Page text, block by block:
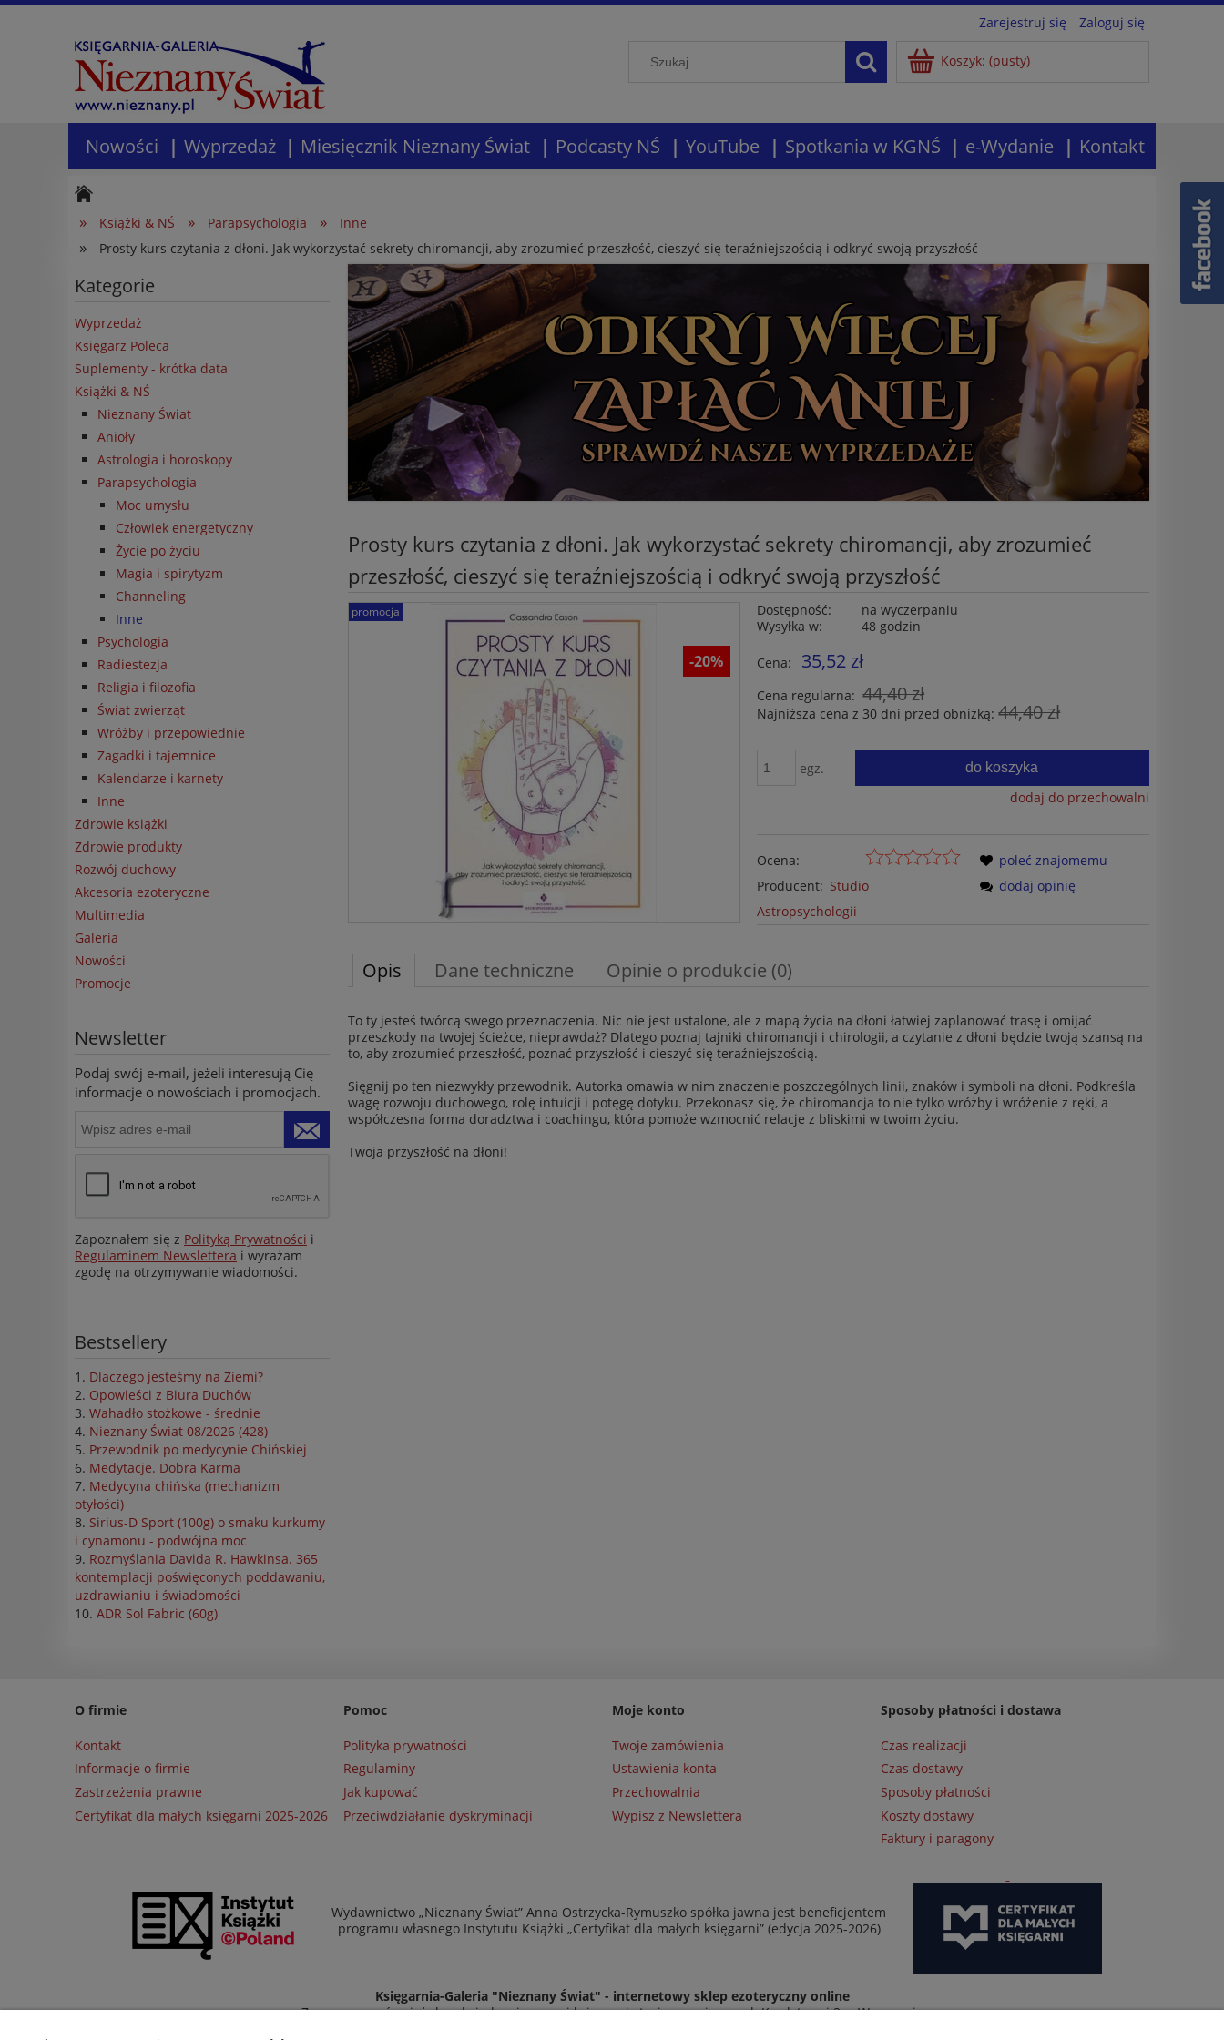
Zarejestruj się Zaloguj się
Koszyk: (pusty)
Nowości Wyprzedaż Miesięcznik Nieznany Świat Podcasty NŚ YouTube Spotkania w KGNŚ e-Wydanie Kontakt
» Książki & NŚ » Parapsychologia » Inne
» Prosty kurs czytania z dłoni. Jak wykorzystać sekrety chiromancji, aby zrozumieć przeszłość, cieszyć się teraźniejszością i odkryć swoją przyszłość
Kategorie
Wyprzedaż
Księgarz Poleca
Suplementy - krótka data
Książki & NŚ
Nieznany Świat
Anioły
Astrologia i horoskopy
Parapsychologia
Moc umysłu
Człowiek energetyczny
Życie po życiu
Magia i spirytyzm
Channeling
Inne
Psychologia
Radiestezja
Religia i filozofia
Świat zwierząt
Wróżby i przepowiednie
Zagadki i tajemnice
Kalendarze i karnety
Inne
Zdrowie książki
Zdrowie produkty
Rozwój duchowy
Akcesoria ezoteryczne
Multimedia
Galeria
Nowości
Promocje
Newsletter
Podaj swój e-mail, jeżeli interesują Cię
informacje o nowościach i promocjach.
Zapoznałem się z Polityką Prywatności i
Regulaminem Newslettera i wyrażam
zgodę na otrzymywanie wiadomości.
Bestsellery
Dlaczego jesteśmy na Ziemi?
Opowieści z Biura Duchów
Wahadło stożkowe - średnie
Nieznany Świat 08/2026 (428)
Przewodnik po medycynie Chińskiej
Medytacje. Dobra Karma
Medycyna chińska (mechanizm
otyłości)
Sirius-D Sport (100g) o smaku kurkumy
i cynamonu - podwójna moc
Rozmyślania Davida R. Hawkinsa. 365
kontemplacji poświęconych poddawaniu,
uzdrawianiu i świadomości
ADR Sol Fabric (60g)
Prosty kurs czytania z dłoni. Jak wykorzystać sekrety chiromancji, aby zrozumieć
przeszłość, cieszyć się teraźniejszością i odkryć swoją przyszłość
promocja
-20%
Dostępność:
na wyczerpaniu
Wysyłka w:
48 godzin
Cena: 35,52 zł
Cena regularna: 44,40 zł
Najniższa cena z 30 dni przed obniżką:44,40 zł
egz. do koszyka
dodaj do przechowalni
Ocena:
Producent: Studio
Astropsychologii
poleć znajomemu
dodaj opinię
Opis Dane techniczne Opinie o produkcie (0)
To ty jesteś twórcą swego przeznaczenia. Nic nie jest ustalone, ale z mapą życia na dłoni łatwiej zaplanować trasę i omijać
przeszkody na twojej ścieżce, nieprawdaż? Dlatego poznaj tajniki chiromancji i chirologii, a czytanie z dłoni będzie twoją szansą na
to, aby zrozumieć przeszłość, poznać przyszłość i cieszyć się teraźniejszością.
Sięgnij po ten niezwykły przewodnik. Autorka omawia w nim znaczenie poszczególnych linii, znaków i symboli na dłoni. Podkreśla
wagę rozwoju duchowego, rolę intuicji i potęgę dotyku. Przekonasz się, że chiromancja to nie tylko wróżby i wróżenie z ręki, a
współczesna forma doradztwa i coachingu, która pomoże wzmocnić relacje z bliskimi w twoim życiu.
Twoja przyszłość na dłoni!
O firmie
Kontakt
Informacje o firmie
Zastrzeżenia prawne
Certyfikat dla małych księgarni 2025-2026
Pomoc
Polityka prywatności
Regulaminy
Jak kupować
Przeciwdziałanie dyskryminacji
Moje konto
Twoje zamówienia
Ustawienia konta
Przechowalnia
Wypisz z Newslettera
Sposoby płatności i dostawa
Czas realizacji
Czas dostawy
Sposoby płatności
Koszty dostawy
Faktury i paragony
Wydawnictwo „Nieznany Świat” Anna Ostrzycka-Rymuszko spółka jawna jest beneficjentem
programu własnego Instytutu Książki „Certyfikat dla małych księgarni” (edycja 2025-2026)
Księgarnia-Galeria "Nieznany Świat" - internetowy sklep ezoteryczny online
Zapraszamy również do odwiedzenia naszej księgarni stacjonarnej przy ul. Kredytowej 2 w Warszawie